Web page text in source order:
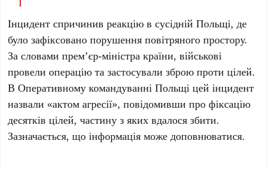
Інцидент спричинив реакцію в сусідній Польщі, де
було зафіксовано порушення повітряного простору.
За словами прем’єр-міністра країни, військові
провели операцію та застосували зброю проти цілей.
В Оперативному командуванні Польщі цей інцидент
назвали «актом агресії», повідомивши про фіксацію
десятків цілей, частину з яких вдалося збити.
Зазначається, що інформація може доповнюватися.